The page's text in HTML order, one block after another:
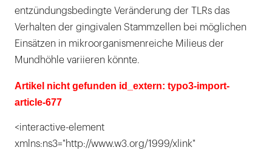
entzündungsbedingte Veränderung der TLRs das
Verhalten der gingivalen Stammzellen bei möglichen
Einsätzen in mikroorganismenreiche Milieus der
Mundhöhle variieren könnte.
Artikel nicht gefunden id_extern: typo3-import-
article-677
<interactive-element
xmlns:ns3="http://www.w3.org/1999/xlink"